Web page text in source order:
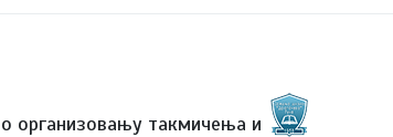
организовању такмичења и